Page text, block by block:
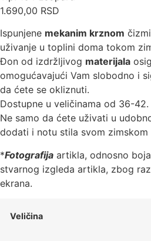
1.690,00 RSD
Ispunjene mekanim krznom
uživanje u toplini doma tokom
Đon od izdržljivog materijala
omogućavajući Vam slobodno i
da ćete se okliznuti.
Dostupne u veličinama od 36-42.
Ne samo da ćete uživati u
dodati i notu stila svom zimskom
*Fotografija artikla, odnosno boja
stvarnog izgleda artikla, zbog
ekrana.
Veličina